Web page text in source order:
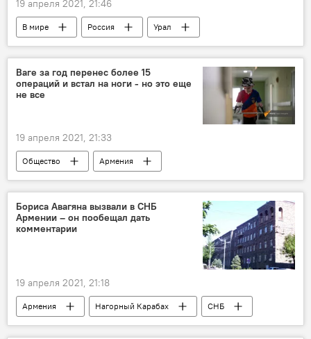
19 апреля 2021, 21:46
В мире Россия
Урал
древние памятники
Ваге за год перенес более 15
операций и встал на ноги - но это еще
не все
19 апреля 2021, 21:33
Общество
Армения
Новости Армения
операция
Бориса Авагяна вызвали в СНБ
Армении – он пообещал дать
комментарии
19 апреля 2021, 21:18
Армения Нагорный Карабах
СНБ
отставки